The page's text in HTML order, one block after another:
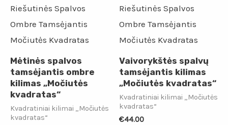
Mėtinės spalvos
tamsėjantis ombre
kilimas „Močiutės
kvadratas“
Kvadratiniai kilimai „Močiutės
kvadratas“
Vaivorykštės spalvų
tamsėjantis kilimas
„Močiutės kvadratas“
Kvadratiniai kilimai „Močiutės
kvadratas“
€44.00